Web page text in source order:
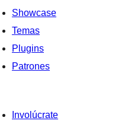
Showcase
Temas
Plugins
Patrones
Involúcrate